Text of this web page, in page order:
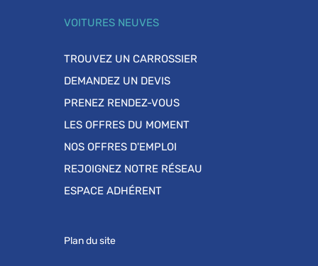
VOITURES NEUVES
TROUVEZ UN CARROSSIER
DEMANDEZ UN DEVIS
PRENEZ RENDEZ-VOUS
LES OFFRES DU MOMENT
NOS OFFRES D'EMPLOI
REJOIGNEZ NOTRE RÉSEAU
ESPACE ADHÉRENT
Plan du site